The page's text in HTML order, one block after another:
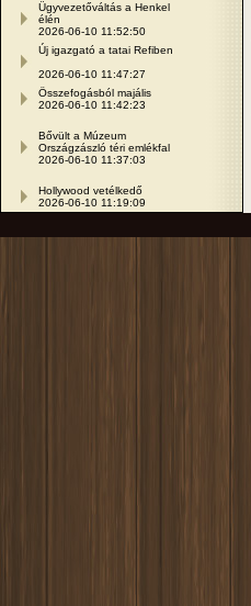
Ügyvezetőváltás a Henkel
élén
2026-06-10 11:52:50
Új igazgató a tatai Refiben
2026-06-10 11:47:27
Összefogásból majális
2026-06-10 11:42:23
Bővült a Múzeum
Országzászló téri emlékfal
2026-06-10 11:37:03
Hollywood vetélkedő
2026-06-10 11:19:09